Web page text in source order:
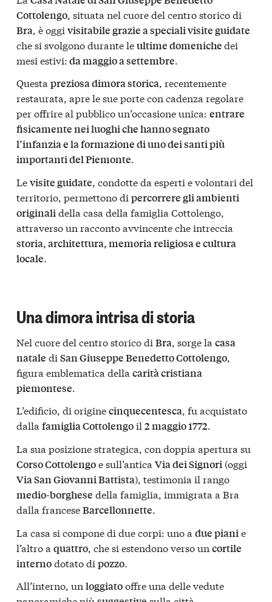
Cottolengo, situata nel cuore del centro storico di
Bra, è oggi visitabile grazie a speciali visite guidate
che si svolgono durante leultime domenichedei
mesi estivi:da maggio a settembre.
Questa preziosa dimora storica, recentemente
restaurata, apre le sue porte con cadenza regolare
per offrire al pubblico un’occasione unica: entrare
fisicamente nei luoghi che hanno segnato
l’infanzia e la formazione di uno dei santi più
importanti del Piemonte.
Levisite guidate, condotte da esperti e volontari del
territorio, permettono di percorrere gli ambienti
originalidella casa della famiglia Cottolengo,
attraverso un racconto avvincente che intreccia
storia, architettura, memoria religiosa e cultura
locale.
Una dimora intrisa di storia
Nel cuore del centro storico di Bra, sorge la casa
natale di San Giuseppe Benedetto Cottolengo,
figura emblematica della carità cristiana
piemontese.
L’edificio, di originecinquecentesca, fu acquistato
dalla famiglia Cottolengoil 2 maggio 1772.
La sua posizione strategica, con doppia apertura su
Corso Cottolengoe sull’antica Via dei Signori (oggi
Via San Giovanni Battista), testimonia il rango
medio-borghese della famiglia, immigrata a Bra
dalla franceseBarcellonnette.
La casa si compone di due corpi: uno a due piani e
l’altro a quattro , che si estendono verso un cortile
internodotato di pozzo
All’interno, un loggiatooffre una delle vedute